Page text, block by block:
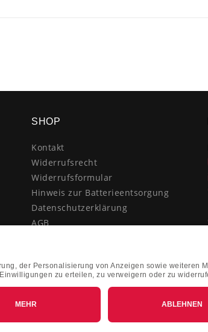
SHOP
Kontakt
Widerrufsrecht
Widerrufsformular
Hinweis zur Batterieentsorgung
Datenschutzerklärung
AGB
Vertrag widerrufen